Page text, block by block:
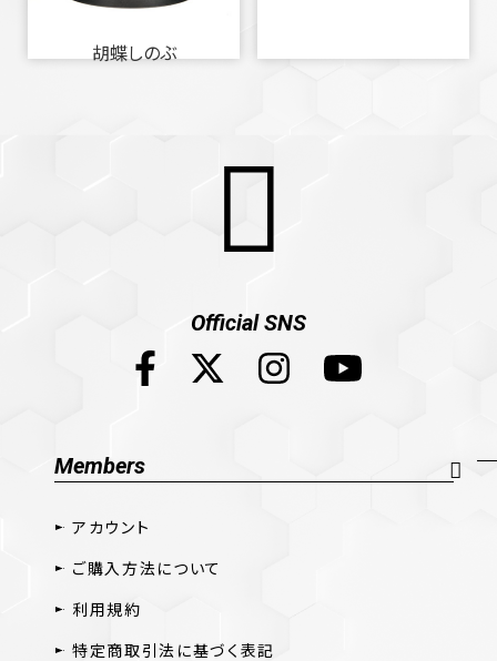
胡蝶しのぶ
Official SNS
Members
アカウント
ご購入方法について
利用規約
特定商取引法に基づく表記